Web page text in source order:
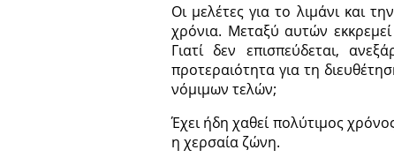
Οι μελέτες για το λιμάνι και
χρόνια. Μεταξύ αυτών
Γιατί δεν επισπεύδεται,
προτεραιότητα για τη
νόμιμων τελών;
Έχει ήδη χαθεί πολύτιμος
η χερσαία ζώνη.